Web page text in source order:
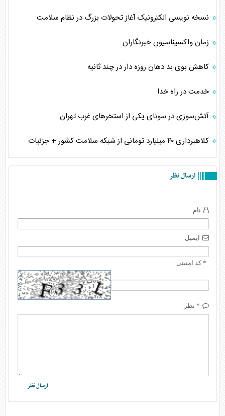
نسخه نویسی الکترونیک آغاز تحولات بزرگ در نظام سلامت
زمان واکسیناسیون خبرنگاران
کاهش بوی بد دهان روزه دار در چند ثانیه
خدمت در راه خدا
آتش‌سوزی در سونای یکی از استخر‌های غرب تهران
کلاهبرداری ۴۰ میلیارد تومانی از شبکه سلامت کشور + جزئیات
ارسال نظر
نام
ایمیل
* کد امنیتی
* نظر